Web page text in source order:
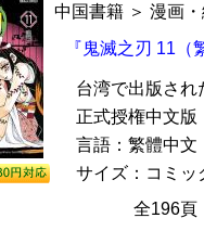
中国書籍 ＞ 漫画
『鬼滅之刃 11
台湾で出版され
正式授権中文版
言語：繁體中文
サイズ：コミッ
全196